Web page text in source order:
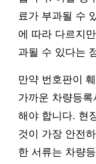
료가 부과될 수
에 따라 다르지
과될 수 있다는
만약 번호판이
가까운 차량등
해야 합니다. 현
것이 가장 안전
한 서류는 차량